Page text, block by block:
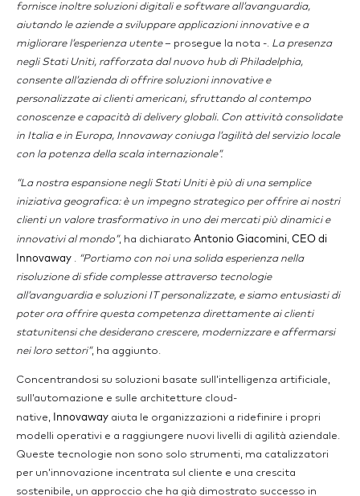
fornisce inoltre soluzioni digitali e software all’avanguardia,
aiutando le aziende a sviluppare applicazioni innovative e a
migliorare l’esperienza utente– prosegue la nota -. La presenza
negli Stati Uniti, rafforzata dal nuovo hub di Philadelphia,
consente all’azienda di offrire soluzioni innovative e
personalizzate ai clienti americani, sfruttando al contempo
conoscenze e capacità di delivery globali. Con attività consolidate
in Italia e in Europa, Innovaway coniuga l’agilità del servizio locale
con la potenza della scala internazionale”.
“La nostra espansione negli Stati Uniti è più di una semplice
iniziativa geografica: è un impegno strategico per offrire ai nostri
clienti un valore trasformativo in uno dei mercati più dinamici e
innovativi al mondo”, ha dichiarato Antonio Giacomini, CEO di
Innovaway . “Portiamo con noi una solida esperienza nella
risoluzione di sfide complesse attraverso tecnologie
all’avanguardia e soluzioni IT personalizzate, e siamo entusiasti di
poter ora offrire questa competenza direttamente ai clienti
statunitensi che desiderano crescere, modernizzare e affermarsi
nei loro settori”, ha aggiunto.
Concentrandosi su soluzioni basate sull’intelligenza artificiale,
sull’automazione e sulle architetture cloud-
native, Innovaway aiuta le organizzazioni a ridefinire i propri
modelli operativi e a raggiungere nuovi livelli di agilità aziendale.
Queste tecnologie non sono solo strumenti, ma catalizzatori
per un’innovazione incentrata sul cliente e una crescita
sostenibile, un approccio che ha già dimostrato successo in